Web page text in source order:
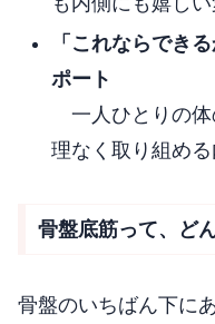
「これならでき
ポート
一人ひとりの体
理なく取り組める
骨盤底筋って、ど
骨盤のいちばん下に